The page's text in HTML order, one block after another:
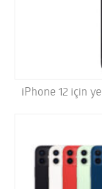
iPhone 12 için